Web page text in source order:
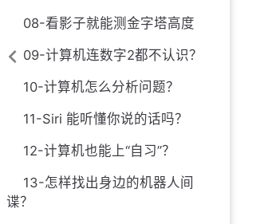
08-看影子就能测金字塔高度
09-计算机连数字2都不认识？
10-计算机怎么分析问题？
11-Siri 能听懂你说的话吗？
12-计算机也能上“自习”？
13-怎样找出身边的机器人间
谍？